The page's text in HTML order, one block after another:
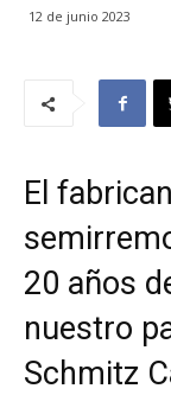
12 de junio 2023
El
20 años
nuestro
Schmitz